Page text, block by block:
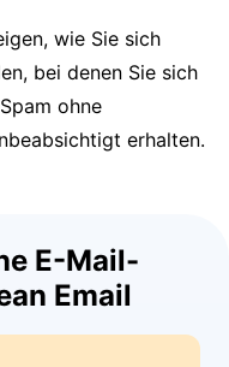
wie Sie sich
bei denen Sie sich
ohne
erhalten.
E-Mail-
Email